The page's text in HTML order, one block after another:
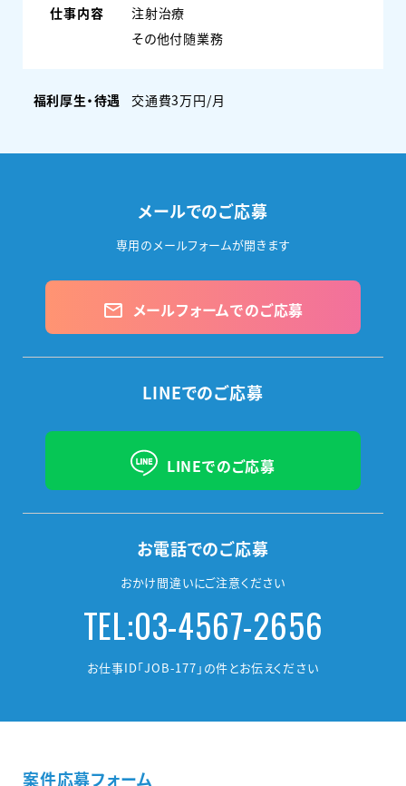
仕事内容
注射治療
その他付随業務
福利厚生・待遇 交通費3万円/月
メールでのご応募
専用のメールフォームが開きます
mail_outline メールフォームでのご応募
LINEでのご応募
LINEでのご応募
お電話でのご応募
おかけ間違いにご注意ください
TEL:03-4567-2656
お仕事ID「JOB-177」の件とお伝えください
案件応募フォーム